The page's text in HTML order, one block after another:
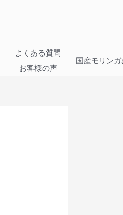
よくある質問
お客様の声
国産モリン